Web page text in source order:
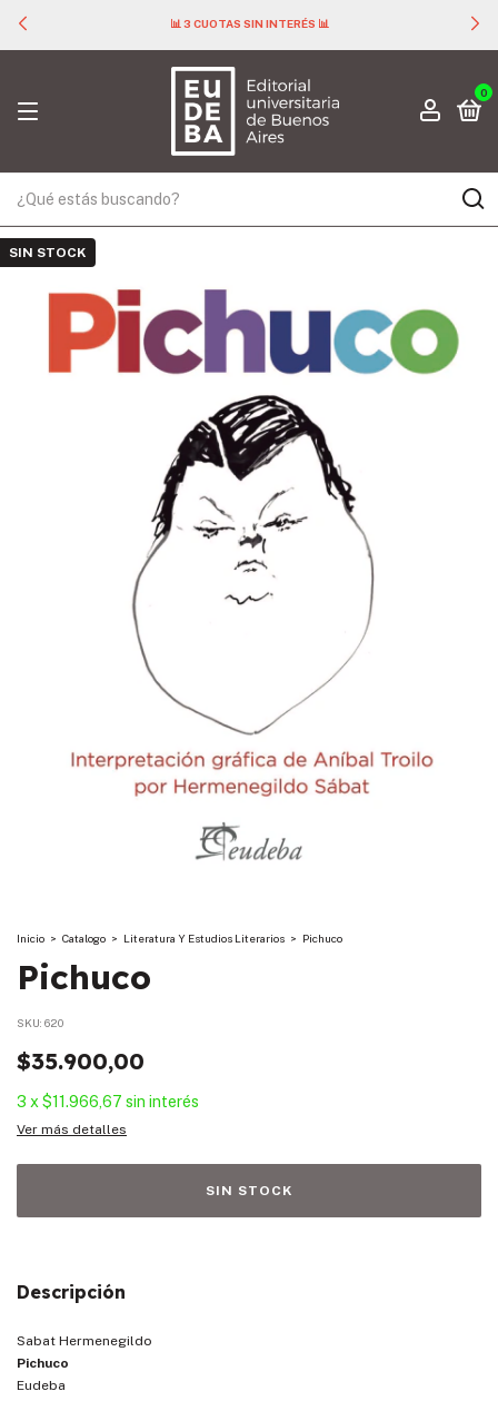
📊 3 CUOTAS SIN INTERÉS 📊
0
SIN STOCK
Inicio > Catalogo > Literatura Y Estudios Literarios > Pichuco
Pichuco
SKU: 620
$35.900,00
3 x $11.966,67 sin interés
Ver más detalles
Descripción
Sabat Hermenegildo
Pichuco
Eudeba